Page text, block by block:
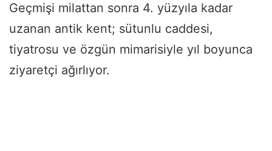
Geçmişi milattan sonra 4. yüzyıla kadar
uzanan antik kent; sütunlu caddesi,
tiyatrosu ve özgün mimarisiyle yıl boyunca
ziyaretçi ağırlıyor.